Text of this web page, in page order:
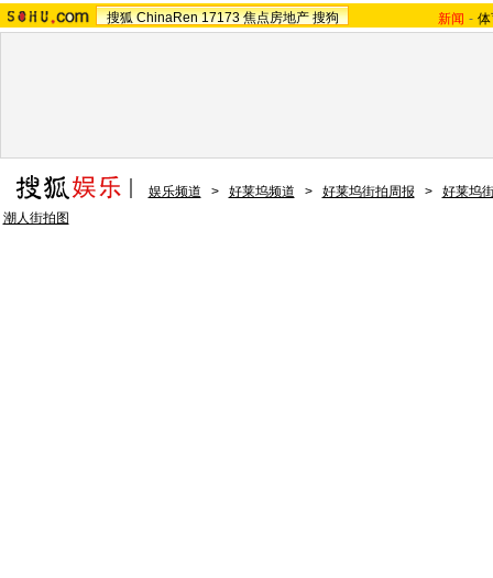
搜狐 ChinaRen 17173 焦点房地产 搜狗 新闻 -
娱乐频道 > 好莱坞频道 > 好莱坞街拍周报 >
好莱坞
潮人街拍图